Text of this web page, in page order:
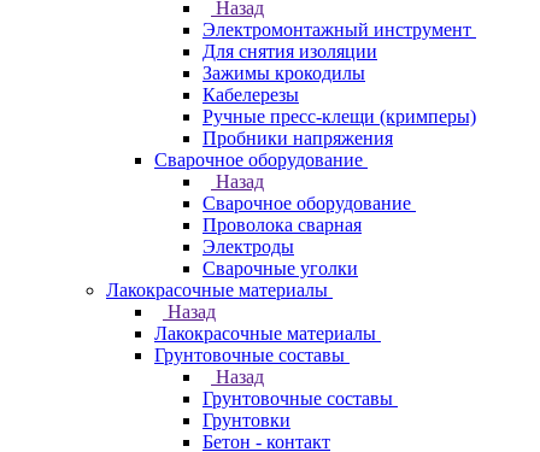
Назад
Электромонтажный инструмент
Для снятия изоляции
Зажимы крокодилы
Кабелерезы
Ручные пресс-клещи (кримперы)
Пробники напряжения
Сварочное оборудование
Назад
Сварочное оборудование
Проволока сварная
Электроды
Сварочные уголки
Лакокрасочные материалы
Назад
Лакокрасочные материалы
Грунтовочные составы
Назад
Грунтовочные составы
Грунтовки
Бетон - контакт